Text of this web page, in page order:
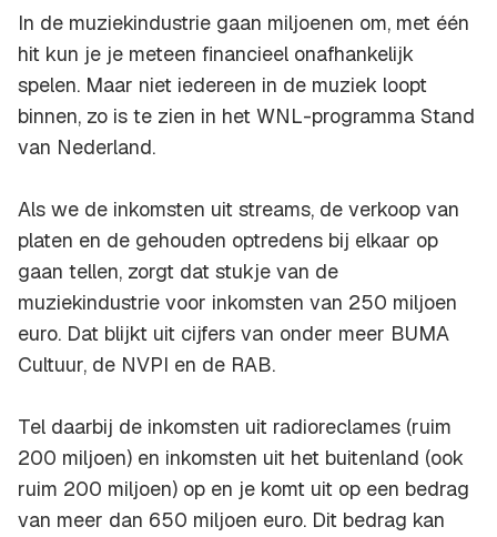
In de muziekindustrie gaan miljoenen om, met één
hit kun je je meteen financieel onafhankelijk
spelen. Maar niet iedereen in de muziek loopt
binnen, zo is te zien in het WNL-programma Stand
van Nederland.
Als we de inkomsten uit streams, de verkoop van
platen en de gehouden optredens bij elkaar op
gaan tellen, zorgt dat stukje van de
muziekindustrie voor inkomsten van 250 miljoen
euro. Dat blijkt uit cijfers van onder meer BUMA
Cultuur, de NVPI en de RAB.
Tel daarbij de inkomsten uit radioreclames (ruim
200 miljoen) en inkomsten uit het buitenland (ook
ruim 200 miljoen) op en je komt uit op een bedrag
van meer dan 650 miljoen euro. Dit bedrag kan